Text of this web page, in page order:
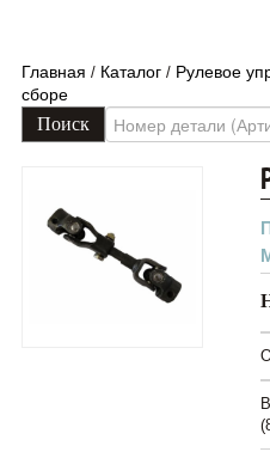
Главная / Каталог / Рулевое
сборе